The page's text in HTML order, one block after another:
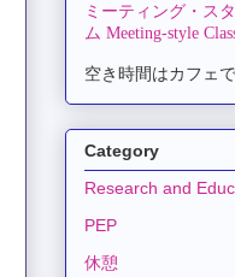
ミーティング・ス
ム Meeting-style
空き時間はカフェ
Category
Research and
PEP
休憩